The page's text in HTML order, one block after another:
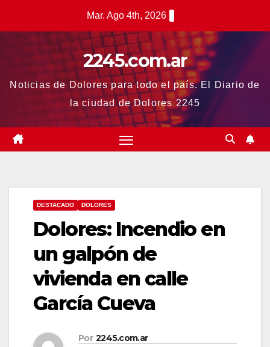
Mar. Ago 4th, 2026
2245.com.ar
Noticias de Dolores para todo el país. El Diario de
la ciudad de Dolores 2245
DESTACADO DOLORES
Dolores: Incendio en
un galpón de
vivienda en calle
García Cueva
Por 2245.com.ar